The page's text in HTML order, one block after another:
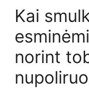
Kai
norint